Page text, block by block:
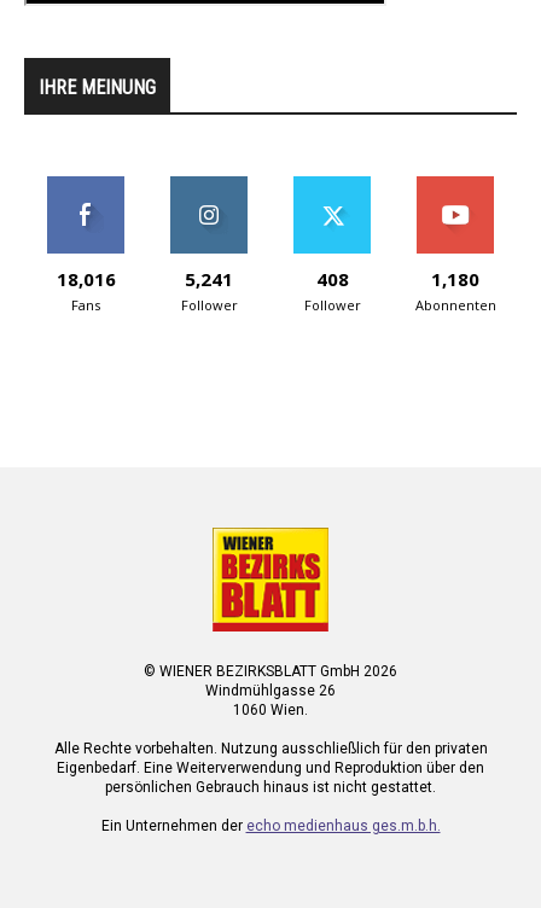
IHRE MEINUNG
18,016
Fans
5,241
Follower
408
Follower
1,180
Abonnenten
© WIENER BEZIRKSBLATT GmbH 2026
Windmühlgasse 26
1060 Wien.
Alle Rechte vorbehalten. Nutzung ausschließlich für den privaten
Eigenbedarf. Eine Weiterverwendung und Reproduktion über den
persönlichen Gebrauch hinaus ist nicht gestattet.
Ein Unternehmen der echo medienhaus ges.m.b.h.